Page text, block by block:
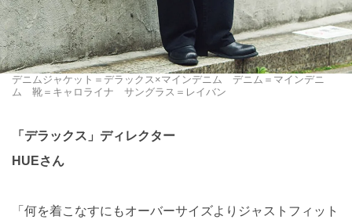
デニムジャケット＝デラックス×マインデニム デニム＝マインデニ
ム 靴＝キャロライナ サングラス＝レイバン
「デラックス」ディレクター
HUEさん
「何を着こなすにもオーバーサイズよりジャストフィット